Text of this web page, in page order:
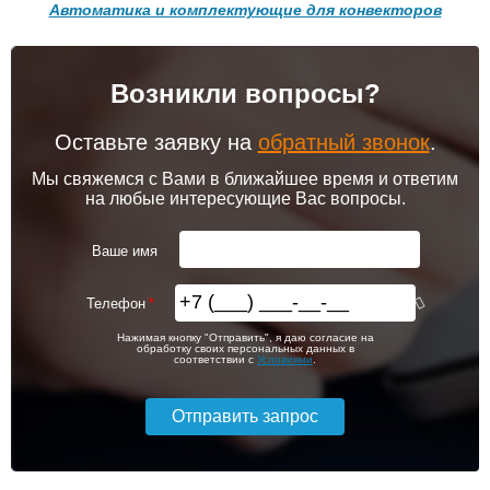
itermic Конвектор
ITT.190.400.3600
103 826
Подробнее
itermic Конвектор
102 256
Подробнее Подробнее
внутрипольный
ITTBZ.190.400.4900
itermic Конвектор
внутрипольный
ITTBZ.190.400.3100
Комплект подключения
ITFS
5 150
Модуль-адаптер itermic
6 200
Автоматика и комплектующие для конвекторов
Возникли вопросы?
Оставьте заявку на обратный звонок.
Мы свяжемся с Вами в ближайшее время и ответим
на любые интересующие Вас вопросы.
Ваше имя
Телефон
Нажимая кнопку "Отправить", я даю согласие на
обработку своих персональных данных в
соответствии с Условиями